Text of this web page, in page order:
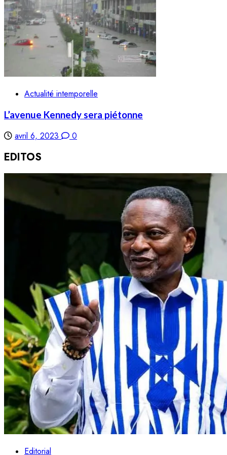
Actualité intemporelle
L’avenue Kennedy sera piétonne
avril 6, 2023 0
EDITOS
Editorial